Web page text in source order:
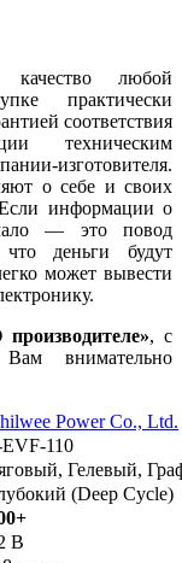
качество любой
практически
соответствия
техническим
изготовителя.
о себе и своих
информации о
— это повод
деньги будут
может вывести
производителе», с
Вам внимательно
Power Co., Ltd.
110
Гелевый,
(Deep Cycle)
В